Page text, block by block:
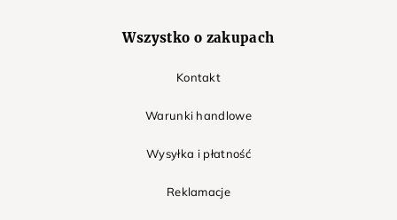
Wszystko o zakupach
Kontakt
Warunki handlowe
Wysyłka i płatność
Reklamacje